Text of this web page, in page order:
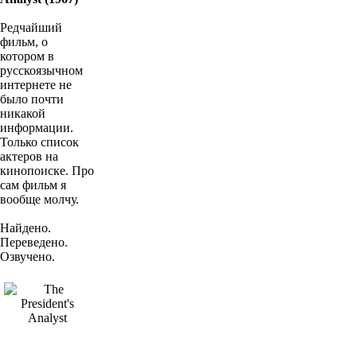
Редчайший
фильм, о
котором в
русскоязычном
интернете не
было почти
никакой
информации.
Только список
актеров на
кинопоиске. Про
сам фильм я
вообще молчу.
Найдено.
Переведено.
Озвучено.